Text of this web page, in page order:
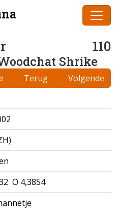
110
Shrike
Terug
Volgende
O 4,3854